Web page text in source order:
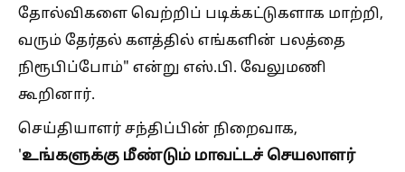
தோல்விகளை வெற்றிப் படிக்கட்டுகளாக மாற்றி,
வரும் தேர்தல் களத்தில் எங்களின் பலத்தை
நிரூபிப்போம்" என்று எஸ்.பி. வேலுமணி
கூறினார்.
செய்தியாளர் சந்திப்பின் நிறைவாக,
'உங்களுக்கு மீண்டும் மாவட்டச் செயலாளர்